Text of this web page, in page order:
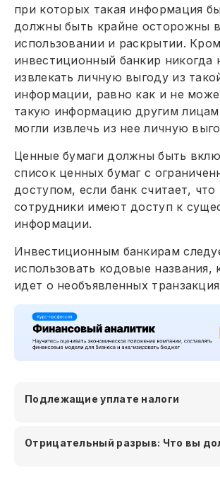
при которых такая информация
должны быть крайне осторожны
использовании и раскрытии.
инвестиционный банкир никогда
извлекать личную выгоду из
информации, равно как и не
такую информацию другим
могли извлечь из нее личную
Ценные бумаги должны быть
список ценных бумаг с
доступом, если банк считает, что
сотрудники имеют доступ к
информации.
Инвестиционным банкирам
использовать кодовые названия,
идет о необъявленных
Подлежащие уплате налоги
Отрицательный разрыв: Что вы